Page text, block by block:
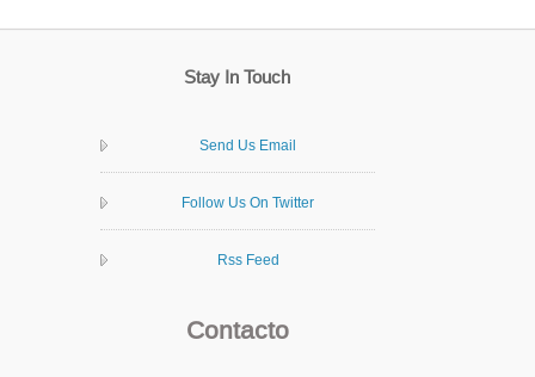
Stay In Touch
Send Us Email
Follow Us On Twitter
Rss Feed
Contacto